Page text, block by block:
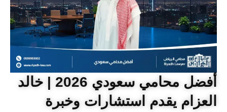
أفضل محامي سعودي 2026 | خالد
العزام يقدم استشارات وخبرة